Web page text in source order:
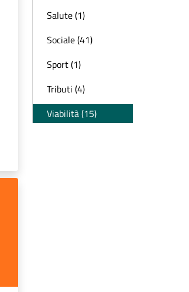
Salute (1)
Sociale (41)
Sport (1)
Tributi (4)
Viabilità (15)